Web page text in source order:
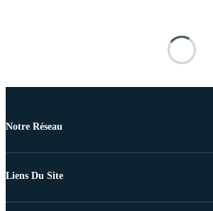
Notre Réseau
Liens Du Site